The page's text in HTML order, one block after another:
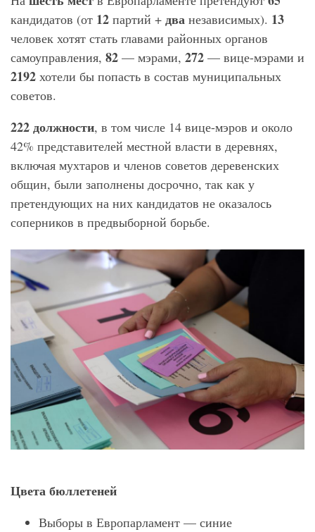
кандидатов (от 12 партий + два независимых). 13
человек хотят стать главами районных органов
самоуправления, 82 — мэрами, 272 — вице-мэрами и
2192 хотели бы попасть в состав муниципальных
советов.
222 должности, в том числе 14 вице-мэров и около
42% представителей местной власти в деревнях,
включая мухтаров и членов советов деревенских
общин, были заполнены досрочно, так как у
претендующих на них кандидатов не оказалось
соперников в предвыборной борьбе.
Цвета бюллетеней
Выборы в Европарламент — синие